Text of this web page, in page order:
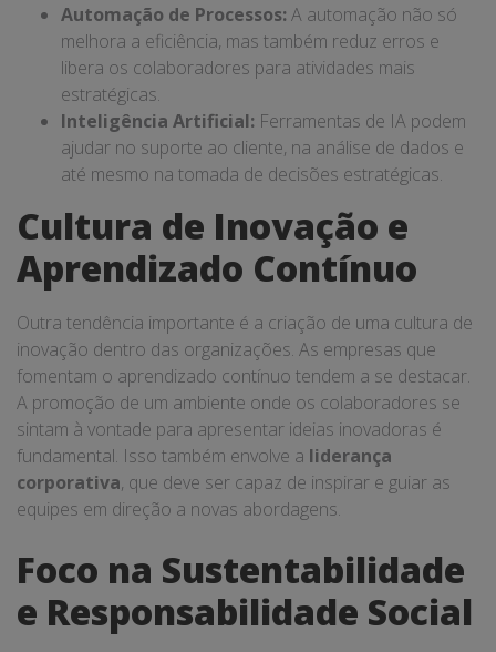
Automação de Processos: A automação não só
melhora a eficiência, mas também reduz erros e
libera os colaboradores para atividades mais
estratégicas.
Inteligência Artificial: Ferramentas de IA podem
ajudar no suporte ao cliente, na análise de dados e
até mesmo na tomada de decisões estratégicas.
Cultura de Inovação e
Aprendizado Contínuo
Outra tendência importante é a criação de uma cultura de
inovação dentro das organizações. As empresas que
fomentam o aprendizado contínuo tendem a se destacar.
A promoção de um ambiente onde os colaboradores se
sintam à vontade para apresentar ideias inovadoras é
fundamental. Isso também envolve a liderança
corporativa, que deve ser capaz de inspirar e guiar as
equipes em direção a novas abordagens.
Foco na Sustentabilidade
e Responsabilidade Social